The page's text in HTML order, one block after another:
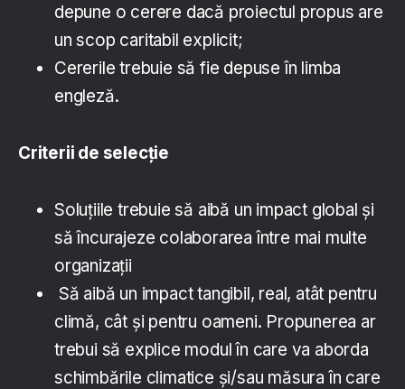
depune o cerere dacă proiectul propus are
un scop caritabil explicit;
Cererile trebuie să fie depuse în limba
engleză.
Criterii de selecție
Soluțiile trebuie să aibă un impact global și
să încurajeze colaborarea între mai multe
organizații
Să aibă un impact tangibil, real, atât pentru
climă, cât și pentru oameni. Propunerea ar
trebui să explice modul în care va aborda
schimbările climatice și/sau măsura în care